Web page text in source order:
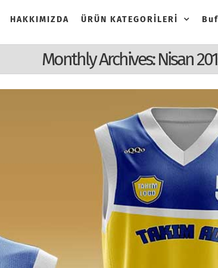
HAKKIMIZDA ÜRÜN KATEGORİLERİ
Monthly Archives:Nisan